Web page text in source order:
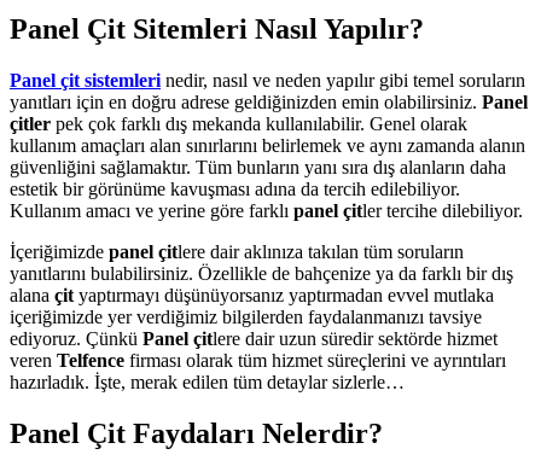
Panel Çit Sitemleri Nasıl Yapılır?
Panel çit sistemleri nedir, nasıl ve neden yapılır gibi temel soruların
yanıtları için en doğru adrese geldiğinizden emin olabilirsiniz. Panel
çitler pek çok farklı dış mekanda kullanılabilir. Genel olarak
kullanım amaçları alan sınırlarını belirlemek ve aynı zamanda alanın
güvenliğini sağlamaktır. Tüm bunların yanı sıra dış alanların daha
estetik bir görünüme kavuşması adına da tercih edilebiliyor.
Kullanım amacı ve yerine göre farklı panel çitler tercihe dilebiliyor.
İçeriğimizde panel çitlere dair aklınıza takılan tüm soruların
yanıtlarını bulabilirsiniz. Özellikle de bahçenize ya da farklı bir dış
alana çit yaptırmayı düşünüyorsanız yaptırmadan evvel mutlaka
içeriğimizde yer verdiğimiz bilgilerden faydalanmanızı tavsiye
ediyoruz. Çünkü Panel çitlere dair uzun süredir sektörde hizmet
veren Telfence firması olarak tüm hizmet süreçlerini ve ayrıntıları
hazırladık. İşte, merak edilen tüm detaylar sizlerle…
Panel Çit Faydaları Nelerdir?